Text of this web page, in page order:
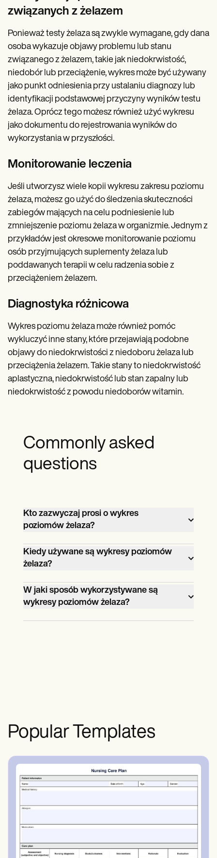
związanych z żelazem
Ponieważ testy żelaza są zwykle wymagane, gdy dana
osoba wykazuje objawy problemu lub stanu
związanego z żelazem, takie jak niedokrwistość,
niedobór lub przeciążenie, wykres może być używany
jako punkt odniesienia przy ustalaniu diagnozy lub
identyfikacji podstawowej przyczyny wyników testu
żelaza. Oprócz tego możesz również użyć wykresu
jako dokumentu do rejestrowania wyników do
wykorzystania w przyszłości.
Monitorowanie leczenia
Jeśli utworzysz wiele kopii wykresu zakresu poziomu
żelaza, możesz go użyć do śledzenia skuteczności
zabiegów mających na celu podniesienie lub
zmniejszenie poziomu żelaza w organizmie. Jednym z
przykładów jest okresowe monitorowanie poziomu
osób przyjmujących suplementy żelaza lub
poddawanych terapii w celu radzenia sobie z
przeciążeniem żelazem.
Diagnostyka różnicowa
Wykres poziomu żelaza może również pomóc
wykluczyć inne stany, które przejawiają podobne
objawy do niedokrwistości z niedoboru żelaza lub
przeciążenia żelazem. Takie stany to niedokrwistość
aplastyczna, niedokrwistość lub stan zapalny lub
niedokrwistość z powodu niedoborów witamin.
Commonly asked
questions
Kto zazwyczaj prosi o wykres
poziomów żelaza?
Lekarze podstawowej opieki zdrowotnej,
hematolodzy, gastroenterolodzy i
kardiolodzy prawdopodobnie poproszą o
wykres poziomów żelaza.
Kiedy używane są wykresy poziomów
żelaza?
Wykresy poziomu żelaza są używane, gdy
lekarz kierujący musi analizować,
interpretować i monitorować poziom
żelaza u pacjenta.
W jaki sposób wykorzystywane są
wykresy poziomów żelaza?
Wykresy poziomu żelaza są używane
Popular Templates